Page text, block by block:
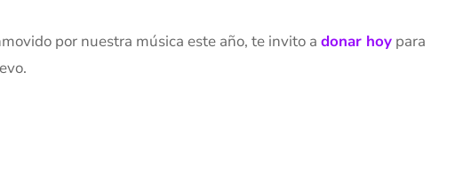
por nuestra música este año, te invito adonar hoy para